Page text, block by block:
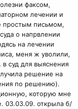
факсом,
лечении и
простым письмом,
о напрвлении
на лечении
меня ж уволили,
суд для выяснения
решение на
по решению).
которую мне
03.03.09. открыла б/